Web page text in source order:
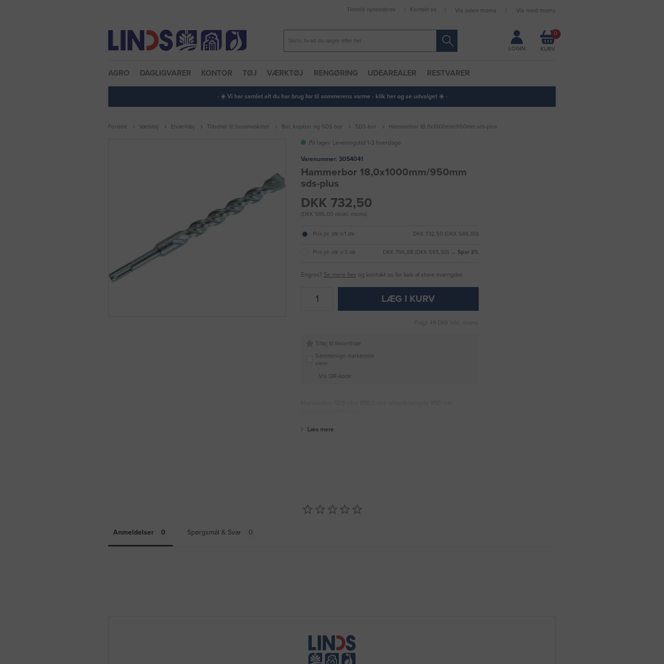
Forbliv logget ind
Tilmeld nyhedsbrev Kontakt os Vis uden moms Vis med moms
LOGIN
0
AGRO DAGLIGVARER KONTOR TØJ VÆRKTØJ RENGØRING UDEAREALER RESTVARER
· ☀️ Vi har samlet alt du har brug for til sommerens varme - klik her og se udvalget ☀️ ·
Forside Værktøj Elværktøj Tilbehør til boremaskiner Bor, kopbor og SDS bor SDS bor Hammerbor 18,0x1000mm/950mm sds-plus
På lager. Leveringstid 1-3 hverdage
Varenummer: 3054041
Hammerbor 18,0x1000mm/950mm
sds-plus
DKK 732,50
(DKK 586,00 ekskl. moms)
Pris pr. stk v/1 stk DKK 732,50 (DKK 586,00)
Pris pr. stk v/3 stk DKK 706,88 (DKK 565,50) → Spar 3%
Engros? Se mere her og kontakt os for køb af store mængder.
LÆG I KURV
Fragt 49 DKK inkl. moms
Tilføj til favoritliste
Sammenlign markerede
varer
Vis QR-kode
Læs mere
Anmeldelser Spørgsmål & Svar